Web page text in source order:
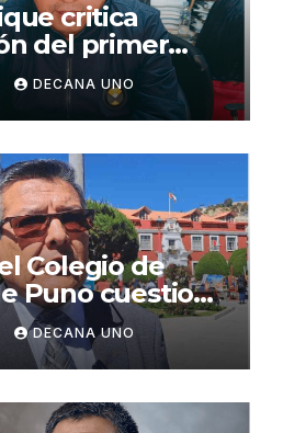
critica
del primer
de Keiko
DECANA UNO
Colegio de
Puno cuestiona
seguridad
DECANA UNO